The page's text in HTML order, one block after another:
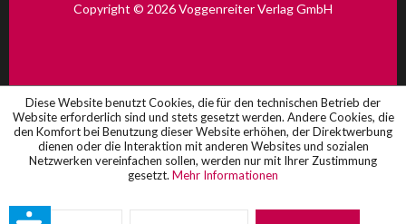
Copyright © 2026 Voggenreiter Verlag GmbH
Diese Website benutzt Cookies, die für den technischen Betrieb der
Website erforderlich sind und stets gesetzt werden. Andere Cookies, die
den Komfort bei Benutzung dieser Website erhöhen, der Direktwerbung
dienen oder die Interaktion mit anderen Websites und sozialen
Netzwerken vereinfachen sollen, werden nur mit Ihrer Zustimmung
gesetzt. Mehr Informationen